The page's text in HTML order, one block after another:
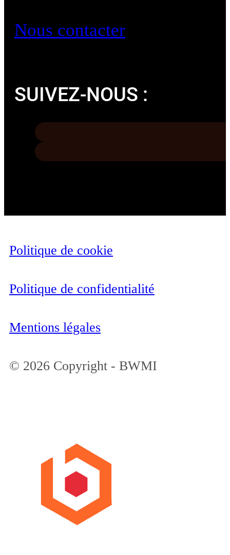
Nous contacter
SUIVEZ-NOUS :
Politique de cookie
Politique de confidentialité
Mentions légales
© 2026 Copyright - BWMI